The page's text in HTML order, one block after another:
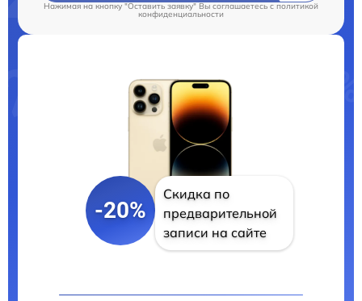
Нажимая на кнопку "Оставить заявку" Вы соглашаетесь cполитикой
конфиденциальности
-20%
Скидка по
предварительной
записи на сайте